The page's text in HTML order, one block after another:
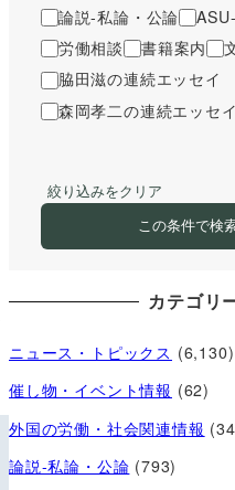
論説-私論・公論
労働相談
書籍案内
脇田滋の連続エッセイ
森岡孝二の連続エッセイ
絞り込みをクリア
この条件で検
カテゴリ
ニュース・トピックス (6,130)
催し物・イベント情報 (62)
外国の労働・社会関連情報
論説-私論・公論 (793)